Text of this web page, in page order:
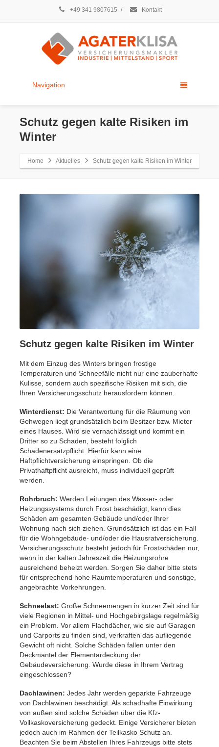
+49 341 9807615 / Kontakt
Navigation
Schutz gegen kalte Risiken im
Winter
Home Aktuelles Schutz gegen kalte Risiken im Winter
Schutz gegen kalte Risiken im Winter
Mit dem Einzug des Winters bringen frostige
Temperaturen und Schneefälle nicht nur eine zauberhafte
Kulisse, sondern auch spezifische Risiken mit sich, die
Ihren Versicherungsschutz herausfordern können.
Winterdienst: Die Verantwortung für die Räumung von
Gehwegen liegt grundsätzlich beim Besitzer bzw. Mieter
eines Hauses. Wird sie vernachlässigt und kommt ein
Dritter so zu Schaden, besteht folglich
Schadenersatzpflicht. Hierfür kann eine
Haftpflichtversicherung einspringen. Ob die
Privathaftpflicht ausreicht, muss individuell geprüft
werden.
Rohrbruch: Werden Leitungen des Wasser- oder
Heizungssystems durch Frost beschädigt, kann dies
Schäden am gesamten Gebäude und/oder Ihrer
Wohnung nach sich ziehen. Grundsätzlich ist das ein Fall
für die Wohngebäude- und/oder die Hausratversicherung.
Versicherungsschutz besteht jedoch für Frostschäden nur,
wenn in der kalten Jahreszeit die Heizungsrohre
ausreichend beheizt werden. Sorgen Sie daher bitte stets
für entsprechend hohe Raumtemperaturen und sonstige,
angebrachte Vorkehrungen.
Schneelast: Große Schneemengen in kurzer Zeit sind für
viele Regionen in Mittel- und Hochgebirgslage regelmäßig
ein Problem. Vor allem Flachdächer, wie sie auf Garagen
und Carports zu finden sind, verkraften das aufliegende
Gewicht oft nicht. Solche Schäden fallen unter den
Deckmantel der Elementardeckung der
Gebäudeversicherung. Wurde diese in Ihrem Vertrag
eingeschlossen?
Dachlawinen: Jedes Jahr werden geparkte Fahrzeuge
von Dachlawinen beschädigt. Als schadhafte Einwirkung
von außen sind solche Schäden über die Kfz-
Vollkaskoversicherung gedeckt. Einige Versicherer bieten
jedoch auch im Rahmen der Teilkasko Schutz an.
Beachten Sie beim Abstellen Ihres Fahrzeugs bitte stets